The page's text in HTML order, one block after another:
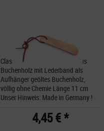
Classic Schuhanzieher klein aus
Buchenholz mit Lederband als
Aufhänger geöltes Buchenholz,
völlig ohne Chemie Länge 11 cm
Unser Hinweis: Made in Germany !
4,45 € *